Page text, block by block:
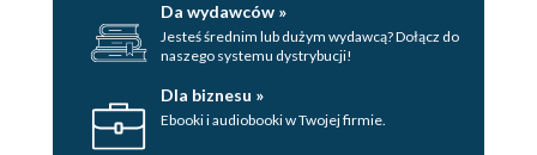
Da wydawców »
Jesteś średnim lub dużym wydawcą? Dołącz do
naszego systemu dystrybucji!
Dla biznesu »
Ebooki i audiobooki w Twojej firmie.